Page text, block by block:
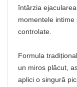
întârzia
momentele
controlate.
Formula
un miros plăcut,
aplici o singură